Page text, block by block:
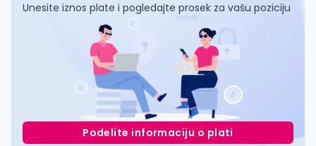
Unesite iznos plate i pogledajte prosek za vašu poziciju
Podelite informaciju o plati